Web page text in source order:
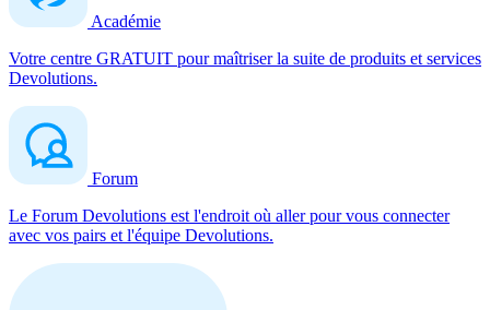
Académie
Votre centre GRATUIT pour maîtriser la suite de produits et services
Devolutions.
Forum
Le Forum Devolutions est l'endroit où aller pour vous connecter
avec vos pairs et l'équipe Devolutions.